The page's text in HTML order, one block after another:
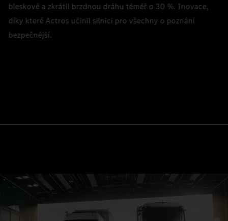
bleskově a zkrátil brzdnou dráhu téměř o 30 %. Inovace,
díky které Actros učinil silnici pro všechny o poznání
bezpečnější.